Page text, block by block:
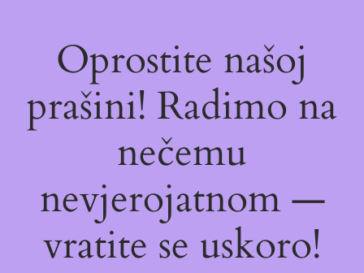
Oprostite našoj
prašini! Radimo na
nečemu
nevjerojatnom —
vratite se uskoro!